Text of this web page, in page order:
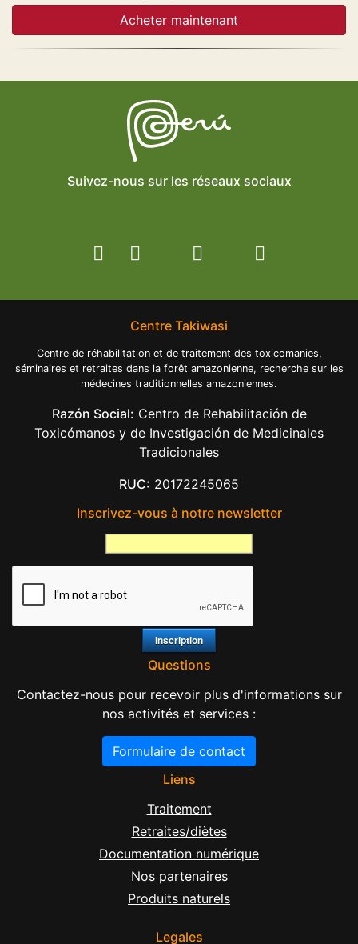
Suivez-nous sur les réseaux sociaux
Centre Takiwasi
Centre de réhabilitation et de traitement des toxicomanies,
séminaires et retraites dans la forêt amazonienne, recherche sur les
médecines traditionnelles amazoniennes.
Razón Social: Centro de Rehabilitación de
Toxicómanos y de Investigación de Medicinales
Tradicionales
RUC: 20172245065
Inscrivez-vous à notre newsletter
Questions
Contactez-nous pour recevoir plus d'informations sur
nos activités et services :
Formulaire de contact
Liens
Traitement
Retraites/diètes
Documentation numérique
Nos partenaires
Produits naturels
Legales